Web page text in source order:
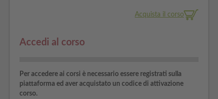
Acquista il corso
Accedi al corso
Per accedere ai corsi è necessario essere registrati sulla
piattaforma ed aver acquistato un codice di attivazione
corso.